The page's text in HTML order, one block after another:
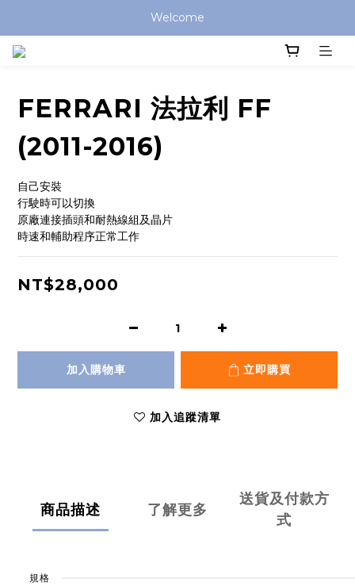
Welcome
FERRARI 法拉利 FF
(2011-2016)
自己安裝
行駛時可以切換
原廠連接插頭和耐熱線組及晶片
時速和輔助程序正常工作
NT$28,000
加入購物車 立即購買
加入追蹤清單
商品描述 了解更多
送貨及付款方
式
規格